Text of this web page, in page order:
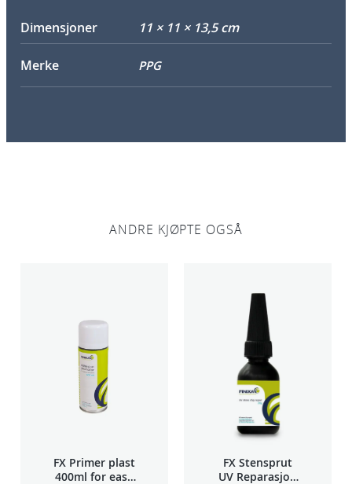
Dimensjoner 11 × 11 × 13,5 cm
Merke PPG
ANDRE KJØPTE OGSÅ
FX Primer plast
400ml for easy
FX Stensprut
UV Reparasjon